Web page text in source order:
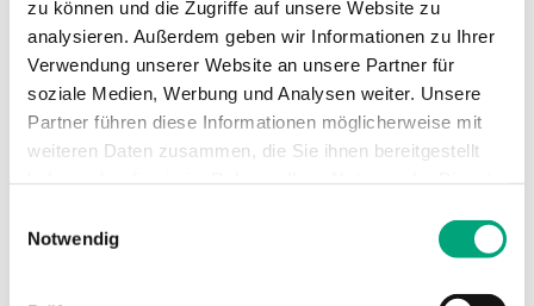
zu können und die Zugriffe auf unsere Website zu
analysieren. Außerdem geben wir Informationen zu Ihrer
Verwendung unserer Website an unsere Partner für
soziale Medien, Werbung und Analysen weiter. Unsere
Partner führen diese Informationen möglicherweise mit
weiteren Daten zusammen, die Sie ihnen bereitgestellt
Notwendig
oder Wasser-Glykol-Gemisch in Heizungs- bzw.
Lüftungsanlagen. Sie…
Nennweite
DN50